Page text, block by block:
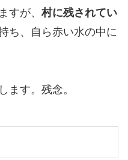
すが、村に残されてい
ち、自ら赤い水の中に
ます。残念。